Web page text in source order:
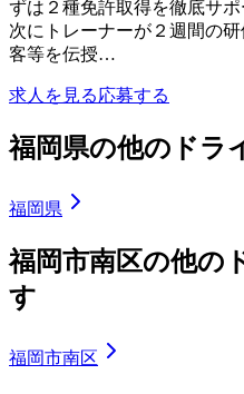
ずは２種免許取得を徹底サ
次にトレーナーが２週間の
客等を伝授…
求人を見る応募する
福岡県の他のドラ
福岡県
福岡市南区の他の
す
福岡市南区